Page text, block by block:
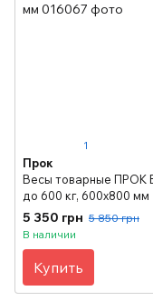
1
Прок
Весы товарные ПРОК
до 600 кг, 600х800 мм
5 350 грн 5 850 грн
В наличии
Купить